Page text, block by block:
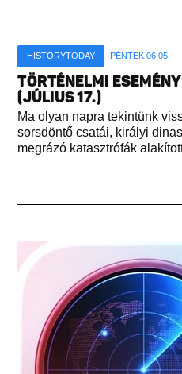
HISTORYTODAY PÉNTEK 06:05
TÖRTÉNELMI
(JÚLIUS 17.)
Ma olyan napra tekintünk
sorsdöntő csatái, királyi
megrázó katasztrófák